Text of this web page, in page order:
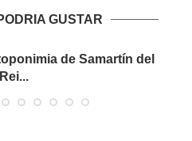
GUSTAR
de Samartín del
Rei...